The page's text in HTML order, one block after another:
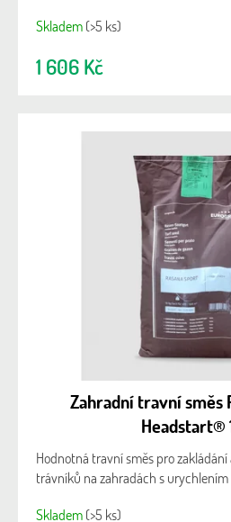
Skladem(>5 ks)
1 606 Kč
Zahradní travní směs
Headstart®
Hodnotná travní směs pro
trávníků na zahradách s urychlením
Skladem(>5 ks)